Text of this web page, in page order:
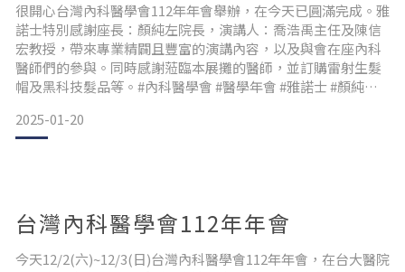
很開心台灣內科醫學會112年年會舉辦，在今天已圓滿完成。雅
諾士特別感謝座長：顏純左院長，演講人：喬浩禹主任及陳信
宏教授，帶來專業精闢且豐富的演講內容，以及與會在座內科
醫師們的參與。同時感謝蒞臨本展攤的醫師，並訂購雷射生髮
帽及黑科技髮品等。#內科醫學會 #醫學年會 #雅諾士 #顏純左
2025-01-20
台灣內科醫學會112年年會
今天12/2(六)~12/3(日)台灣內科醫學會112年年會，在台大醫院